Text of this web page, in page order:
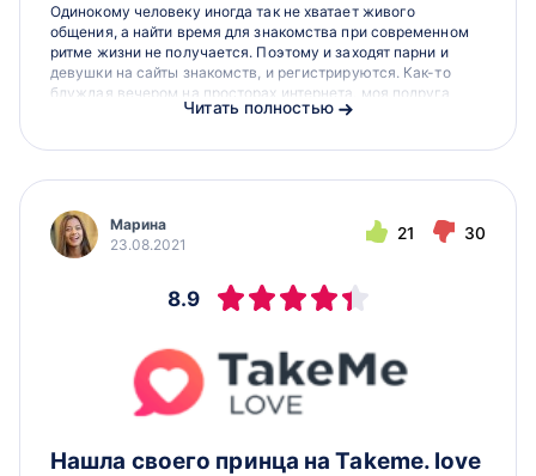
Одинокому человеку иногда так не хватает живого
общения, а найти время для знакомства при современном
ритме жизни не получается. Поэтому и заходят парни и
девушки на сайты знакомств, и регистрируются. Как-то
блуждая вечером на просторах интернета, моя подруга
Галина наткнулась на...Читать полностью
Марина
23.08.2021
21 30
8.9
Нашла своего принца на Takeme. love